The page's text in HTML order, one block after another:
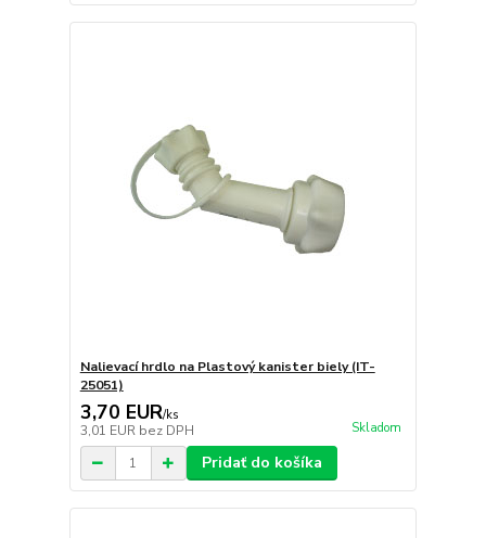
Nalievací hrdlo na Plastový kanister biely (IT-
25051)
3,70 EUR/ks
3,01 EUR bez DPH Skladom
Pridať do košíka